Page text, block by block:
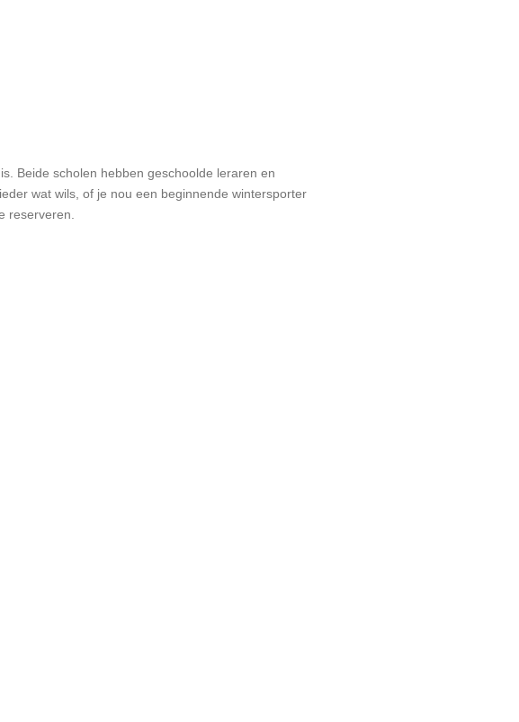
Beide scholen hebben geschoolde leraren en
wat wils, of je nou een beginnende wintersporter
reserveren.